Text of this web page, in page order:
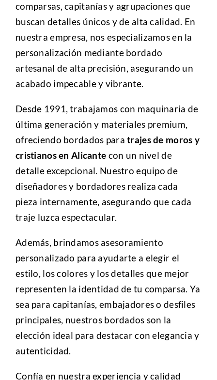
comparsas, capitanías y agrupaciones que
buscan detalles únicos y de alta calidad. En
nuestra empresa, nos especializamos en la
personalización mediante bordado
artesanal de alta precisión, asegurando un
acabado impecable y vibrante.
Desde 1991, trabajamos con maquinaria de
última generación y materiales premium,
ofreciendo bordados paratrajes de moros y
cristianos en Alicante con un nivel de
detalle excepcional. Nuestro equipo de
diseñadores y bordadores realiza cada
pieza internamente, asegurando que cada
traje luzca espectacular.
Además, brindamos asesoramiento
personalizado para ayudarte a elegir el
estilo, los colores y los detalles que mejor
representen la identidad de tu comparsa. Ya
sea para capitanías, embajadores o desfiles
principales, nuestros bordados son la
elección ideal para destacar con elegancia y
autenticidad.
Confía en nuestra experiencia y calidad